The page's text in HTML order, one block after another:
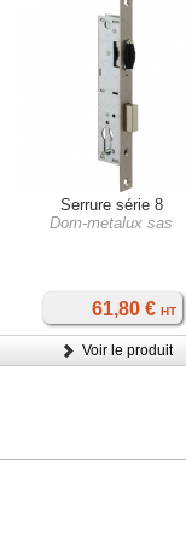
Serrure série 8
Dom-metalux sas
61,80 € HT
Voir le produit